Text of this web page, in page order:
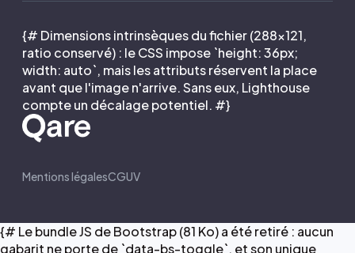
{# Dimensions intrinsèques du fichier (288×121,
ratio conservé) : le CSS impose `height: 36px;
width: auto`, mais les attributs réservent la place
avant que l'image n'arrive. Sans eux, Lighthouse
compte un décalage potentiel. #}
Mentions légalesCGUV
{# Le bundle JS de Bootstrap (81 Ko) a été retiré : aucun
gabarit ne porte de `data-bs-toggle`, et son unique